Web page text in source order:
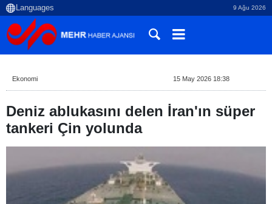
9 Ağu 2026
Ekonomi 15 May 2026 18:38
Deniz ablukasını delen İran'ın süper
tankeri Çin yolunda